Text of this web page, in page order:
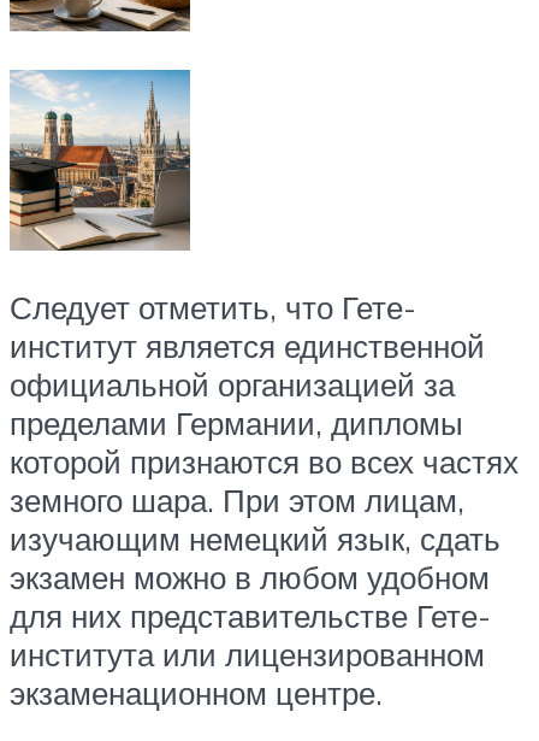
Следует отметить, что Гете-
институт является единственной
официальной организацией за
пределами Германии, дипломы
которой признаются во всех частях
земного шара. При этом лицам,
изучающим немецкий язык, сдать
экзамен можно в любом удобном
для них представительстве Гете-
института или лицензированном
экзаменационном центре.